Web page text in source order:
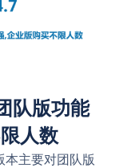
队版功能
人数
本主要对团队版